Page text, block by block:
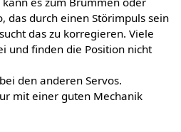
das durch einen Störimpuls sein
das zu korregieren. Viele
und finden die Position nicht
den anderen Servos.
mit einer guten Mechanik